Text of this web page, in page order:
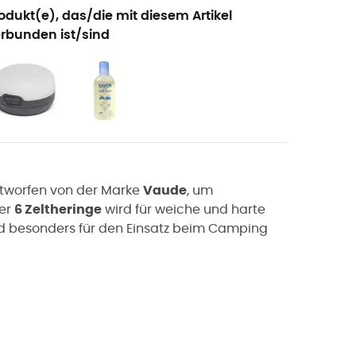
das/die mit diesem Artikel
ist/sind
von der Marke Vaude, um
6 Zeltheringe wird für weiche und harte
besonders für den Einsatz beim Camping